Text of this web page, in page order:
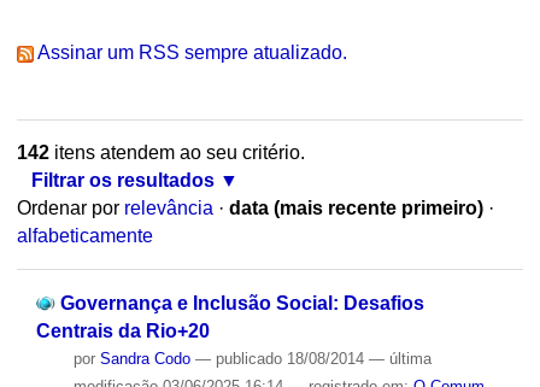
Assinar um RSS sempre atualizado.
142itens atendem ao seu critério.
Filtrar os resultados
Ordenar por relevância · data (mais recente primeiro) ·
alfabeticamente
Governança e Inclusão Social: Desafios
Centrais da Rio+20
por Sandra Codo — publicado18/08/2014 — última